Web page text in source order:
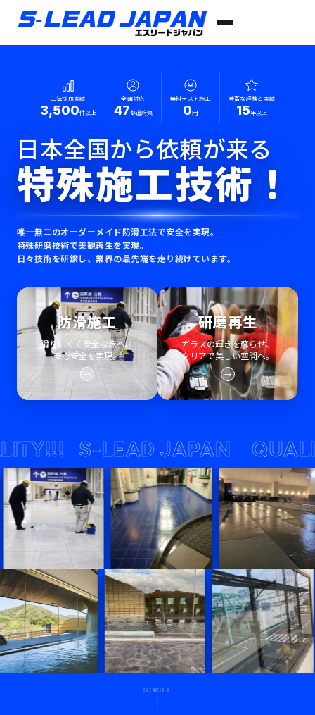
工法採用実績
3,500件以上
全国対応
47都道府県
無料テスト施工
0円
豊富な経験と実績
15年以上
日本全国から依頼が来る
特殊施工技術！
唯一無二のオーダーメイド防滑工法で安全を実現。
特殊研磨技術で美観再生を実現。
日々技術を研鑽し、業界の最先端を走り続けています。
防滑施工
滑りにくく安全な床へ。
安心安全を実現。
→
研磨再生
ガラスの輝きを蘇らせ、
クリアで美しい空間へ。
→
S-LEAD JAPAN
SCROLL